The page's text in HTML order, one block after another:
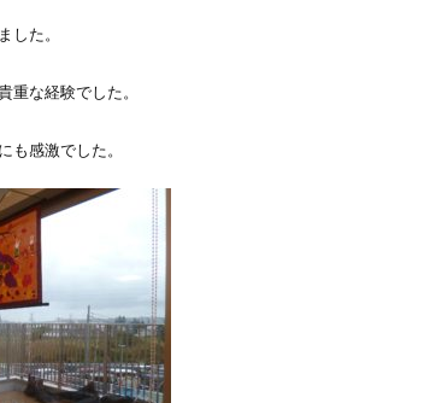
した。
重な経験でした。
も感激でした。